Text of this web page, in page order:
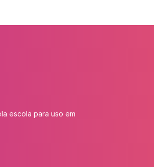
escola para uso em